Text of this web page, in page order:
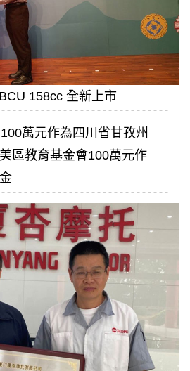
158cc 全新上市
萬元作為四川省甘孜州
區教育基金會100萬元作